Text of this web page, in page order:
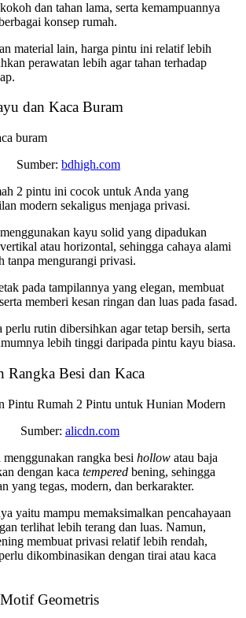
dan tahan lama, serta kemampuannya
konsep rumah.
material lain, harga pintu ini relatif lebih
perawatan lebih agar tahan terhadap
dan Kaca Buram
Sumber: bdhigh.com
2 pintu ini cocok untuk Anda yang
modern sekaligus menjaga privasi.
kayu solid yang dipadukan
atau horizontal, sehingga cahaya alami
tanpa mengurangi privasi.
pada tampilannya yang elegan, membuat
memberi kesan ringan dan luas pada fasad.
rutin dibersihkan agar tetap bersih, serta
lebih tinggi daripada pintu kayu biasa.
Rangka Besi dan Kaca
Sumber: alicdn.com
rangka besi hollow atau baja
dengan kaca tempered bening, sehingga
yang tegas, modern, dan berkarakter.
yaitu mampu memaksimalkan pencahayaan
terlihat lebih terang dan luas. Namun,
membuat privasi relatif lebih rendah,
dikombinasikan dengan tirai atau kaca
Geometris